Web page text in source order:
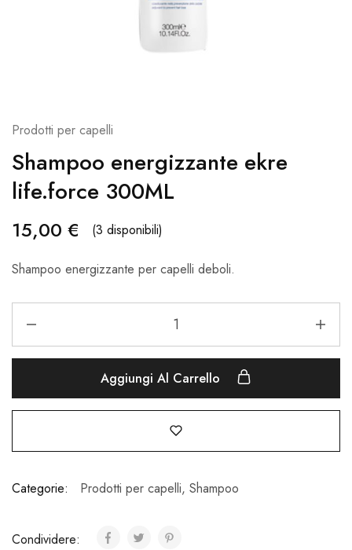
Prodotti per capelli
Shampoo energizzante ekre
life.force 300ML
15,00 € (3 disponibili)
Shampoo energizzante per capelli deboli.
Aggiungi Al Carrello
Categorie: Prodotti per capelli, Shampoo
Condividere: